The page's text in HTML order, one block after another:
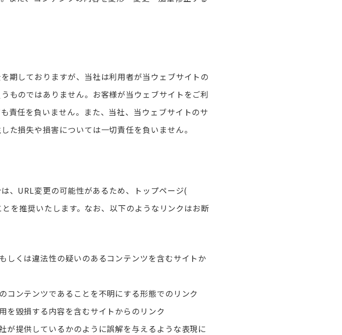
期しておりますが、当社は利用者が当ウェブサイトの
ものではありません。お客様が当ウェブサイトをご利
責任を負いません。また、当社、当ウェブサイトのサ
た損失や損害については一切責任を負いません。
、URL変更の可能性があるため、トップページ(
を推奨いたします。なお、以下のようなリンクはお断
しくは違法性の疑いのあるコンテンツを含むサイトか
コンテンツであることを不明にする形態でのリンク
を毀損する内容を含むサイトからのリンク
が提供しているかのように誤解を与えるような表現に